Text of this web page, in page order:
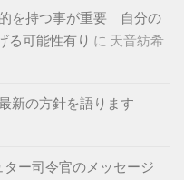
を持つ事が重要 自分の
る可能性有り に 天音紡希
新の方針を語ります
ター司令官のメッセージ